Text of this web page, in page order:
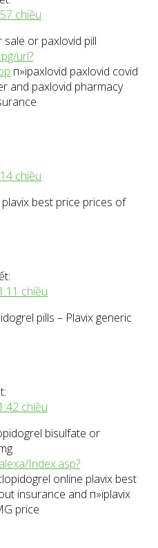
chiều
or paxlovid pill
url?
п»їpaxlovid paxlovid covid
and paxlovid pharmacy
chiều
plavix best price prices of
chiều
pills – Plavix generic
chiều
bisulfate or
Index.asp?
online plavix best
insurance and п»їplavix
price